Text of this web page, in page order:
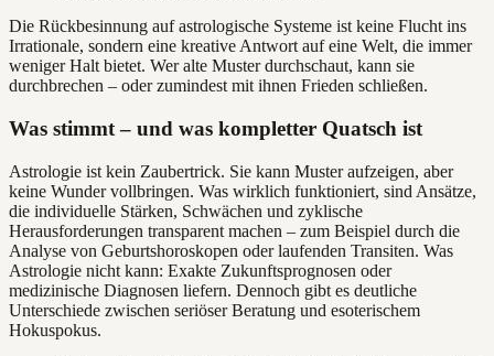
Die Rückbesinnung auf astrologische Systeme ist keine Flucht ins
Irrationale, sondern eine kreative Antwort auf eine Welt, die immer
weniger Halt bietet. Wer alte Muster durchschaut, kann sie
durchbrechen – oder zumindest mit ihnen Frieden schließen.
Was stimmt – und was kompletter Quatsch ist
Astrologie ist kein Zaubertrick. Sie kann Muster aufzeigen, aber
keine Wunder vollbringen. Was wirklich funktioniert, sind Ansätze,
die individuelle Stärken, Schwächen und zyklische
Herausforderungen transparent machen – zum Beispiel durch die
Analyse von Geburtshoroskopen oder laufenden Transiten. Was
Astrologie nicht kann: Exakte Zukunftsprognosen oder
medizinische Diagnosen liefern. Dennoch gibt es deutliche
Unterschiede zwischen seriöser Beratung und esoterischem
Hokuspokus.